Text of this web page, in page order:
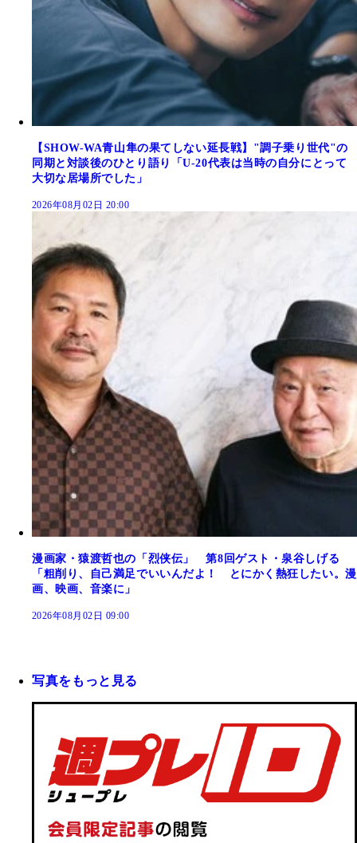
【SHOW-WA青山隼の果てしない延長戦】"調子乗り世代"の
同期と対談後のひとり語り「U-20代表は当時の自分にとって
大切な居場所でした」
2026年08月02日 20:00
漫画家・猿渡哲也の「烈侠伝」 第8回ゲスト・泉谷しげる
「粗削り、自己満足でいいんだよ！ とにかく熱狂したい。漫
画、映画、音楽に」
2026年08月02日 09:00
写真をもっと見る